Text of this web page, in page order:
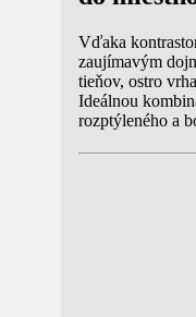
Vďaka
zaujímavým
tieňov, ostro
Ideálnou
rozptýleného a